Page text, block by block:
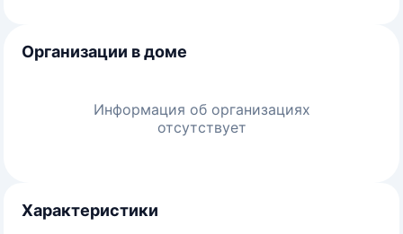
Организации в доме
Информация об организациях
отсутствует
Характеристики